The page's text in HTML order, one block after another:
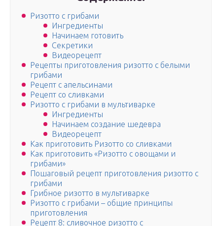
Ризотто с грибами
Ингредиенты
Начинаем готовить
Секретики
Видеорецепт
Рецепты приготовления ризотто с белыми
грибами
Рецепт с апельсинами
Рецепт со сливками
Ризотто с грибами в мультиварке
Ингредиенты
Начинаем создание шедевра
Видеорецепт
Как приготовить Ризотто со сливками
Как приготовить «Ризотто с овощами и
грибами»
Пошаговый рецепт приготовления ризотто с
грибами
Грибное ризотто в мультиварке
Ризотто с грибами – общие принципы
приготовления
Рецепт 8: сливочное ризотто с